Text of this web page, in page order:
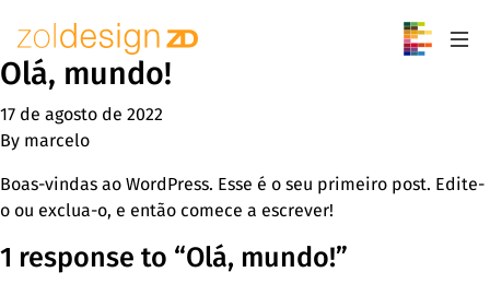
Olá, mundo!
17 de agosto de 2022
By marcelo
Boas-vindas ao WordPress. Esse é o seu primeiro post. Edite-
o ou exclua-o, e então comece a escrever!
1 response to “Olá, mundo!”